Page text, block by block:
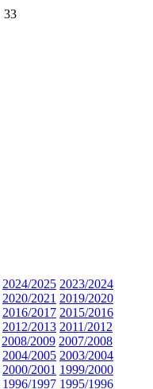
33
2024/2025 2023/2024
2020/2021 2019/2020
2016/2017 2015/2016
2012/2013 2011/2012
2008/2009 2007/2008
2004/2005 2003/2004
2000/2001 1999/2000
1996/1997 1995/1996